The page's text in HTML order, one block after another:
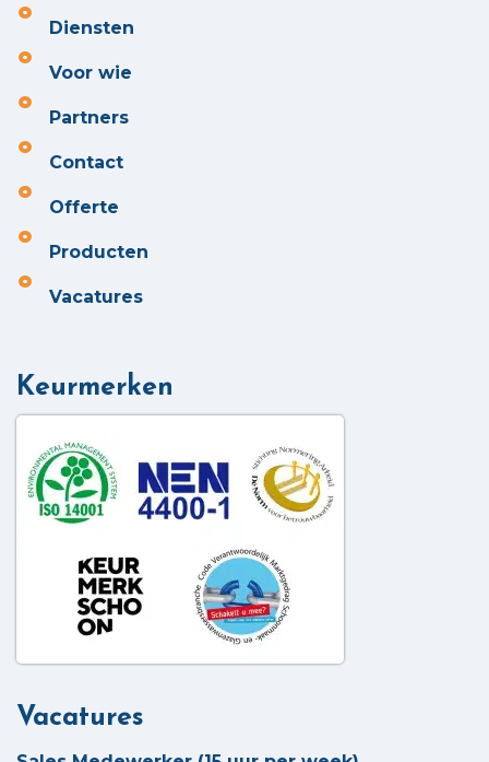
Diensten
Voor wie
Partners
Contact
Offerte
Producten
Vacatures
Keurmerken
Vacatures